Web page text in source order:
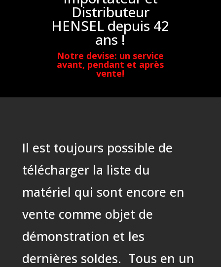
Distributeur
HENSEL depuis 42
ans !
Notre devise: un service
avant, pendant et après
vente!
Il est toujours possible de
télécharger la liste du
matériel qui sont encore en
vente comme objet de
démonstration et les
dernières soldes. Tous en un